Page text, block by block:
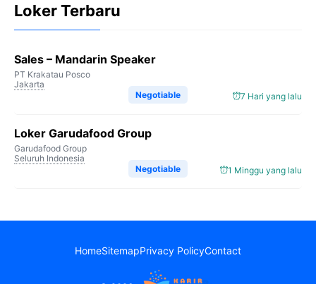
Loker Terbaru
Sales – Mandarin Speaker
PT Krakatau Posco
Jakarta
7 Hari yang lalu
Negotiable
Loker Garudafood Group
Garudafood Group
Seluruh Indonesia
1 Minggu yang lalu
Negotiable
HomeSitemapPrivacy PolicyContact